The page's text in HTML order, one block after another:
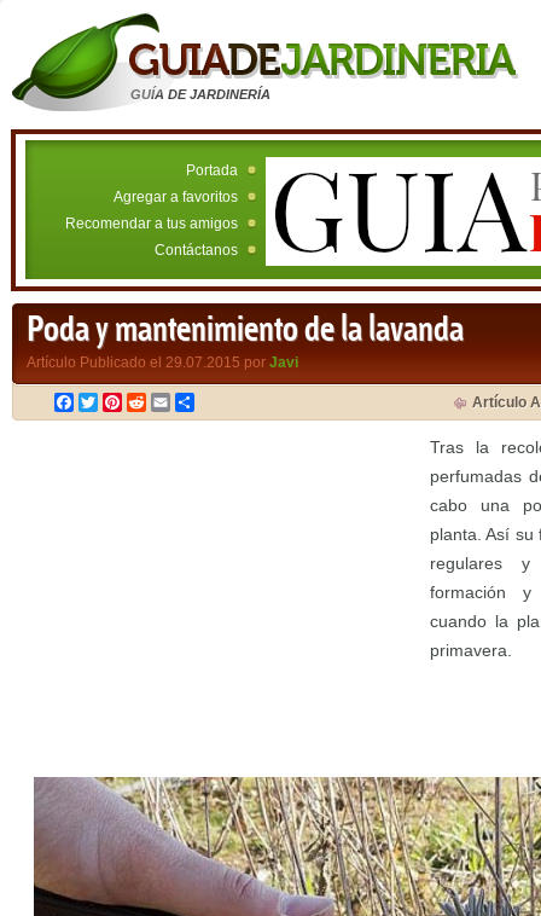
GUÍA DE JARDINERÍA
Portada
Agregar a favoritos
Recomendar a tus amigos
Contáctanos
Poda y mantenimiento de la lavanda
Artículo Publicado el 29.07.2015 por Javi
Facebook
TwitterPinterest
RedditEmail Artículo
Tras la
perfumadas
cabo una
planta. Así su
regulares
formación y
cuando la
primavera.